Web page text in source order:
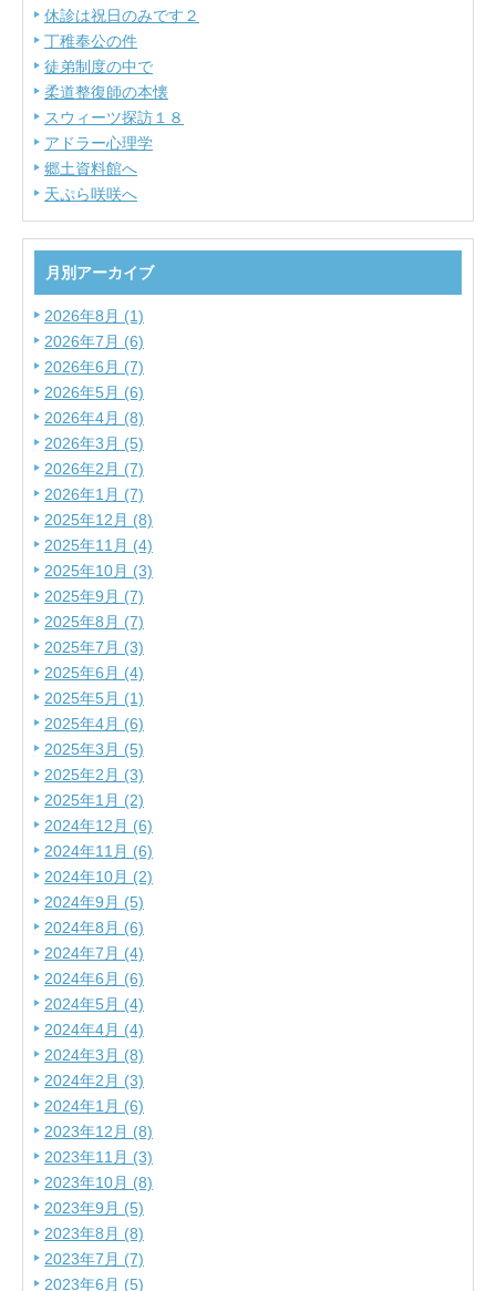
休診は祝日のみです２
丁稚奉公の件
徒弟制度の中で
柔道整復師の本懐
スウィーツ探訪１８
アドラー心理学
郷土資料館へ
天ぷら咲咲へ
月別アーカイブ
2026年8月 (1)
2026年7月 (6)
2026年6月 (7)
2026年5月 (6)
2026年4月 (8)
2026年3月 (5)
2026年2月 (7)
2026年1月 (7)
2025年12月 (8)
2025年11月 (4)
2025年10月 (3)
2025年9月 (7)
2025年8月 (7)
2025年7月 (3)
2025年6月 (4)
2025年5月 (1)
2025年4月 (6)
2025年3月 (5)
2025年2月 (3)
2025年1月 (2)
2024年12月 (6)
2024年11月 (6)
2024年10月 (2)
2024年9月 (5)
2024年8月 (6)
2024年7月 (4)
2024年6月 (6)
2024年5月 (4)
2024年4月 (4)
2024年3月 (8)
2024年2月 (3)
2024年1月 (6)
2023年12月 (8)
2023年11月 (3)
2023年10月 (8)
2023年9月 (5)
2023年8月 (8)
2023年7月 (7)
2023年6月 (5)